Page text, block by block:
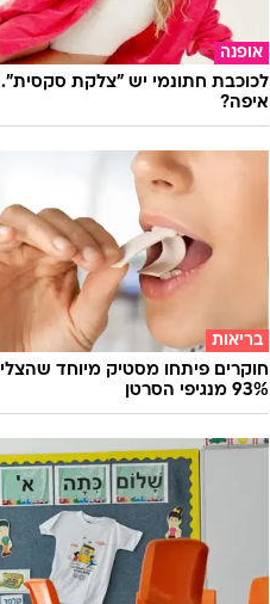
אופנה
לכוכבת חתונמי יש "צלקת
איפה?
בריאות
חוקרים פיתחו מסטיק מיוחד
93% מנגיפי הסרטן